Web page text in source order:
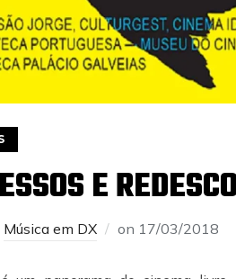
E
Música em DX on 17/03/2018